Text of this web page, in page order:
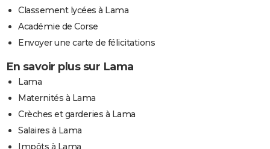
Classement lycées à Lama
Académie de Corse
Envoyer une carte de félicitations
En savoir plus sur Lama
Lama
Maternités à Lama
Crèches et garderies à Lama
Salaires à Lama
Impôts à Lama